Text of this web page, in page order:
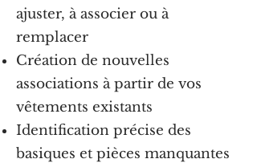
ajuster, à associer ou à
remplacer
Création de nouvelles
associations à partir de vos
vêtements existants
Identification précise des
basiques et pièces manquantes